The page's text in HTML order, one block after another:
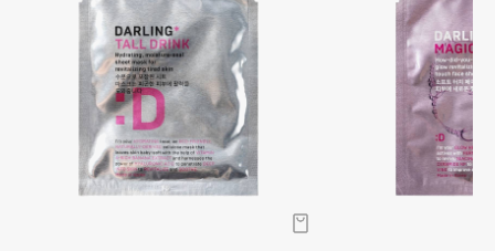
Boadicea The Victorious
Bobbi Brown